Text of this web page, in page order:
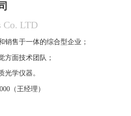
Co. LTD
销售于一体的综合型企业；
方面技术团队；
光学仪器。
（王经理）